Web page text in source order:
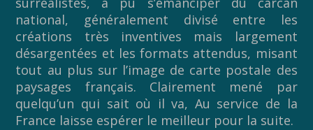
national, généralement divisé entre les
créations très inventives mais largement
désargentées et les formats attendus, misant
tout au plus sur l’image de carte postale des
paysages français. Clairement mené par
quelqu’un qui sait où il va, Au service de la
France laisse espérer le meilleur pour la suite.